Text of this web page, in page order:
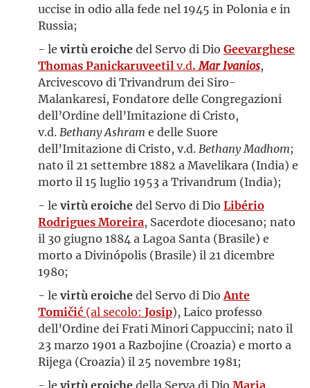
uccise in odio alla fede nel 1945 in Polonia e in
Russia;
- le virtù eroichedel Servo di Dio Geevarghese
Thomas Panickaruveetil v.d.Mar Ivanios,
Arcivescovo di Trivandrum dei Siro-
Malankaresi, Fondatore delle Congregazioni
dell’Ordine dell’Imitazione di Cristo,
v.d. Bethany Ashram e delle Suore
dell’Imitazione di Cristo, v.d. Bethany Madhom;
nato il 21 settembre 1882 a Mavelikara (India) e
morto il 15 luglio 1953 a Trivandrum (India);
- le virtù eroichedel Servo di Dio Libério
Rodrigues Moreira, Sacerdote diocesano; nato
il 30 giugno 1884 a Lagoa Santa (Brasile) e
morto a Divinópolis (Brasile) il 21 dicembre
1980;
- le virtù eroichedel Servo di Dio Ante
Tomičić (al secolo: Josip), Laico professo
dell’Ordine dei Frati Minori Cappuccini; nato il
23 marzo 1901 a Razbojine (Croazia) e morto a
Rijega (Croazia) il 25 novembre 1981;
- le virtù eroichedella Serva di Dio Maria